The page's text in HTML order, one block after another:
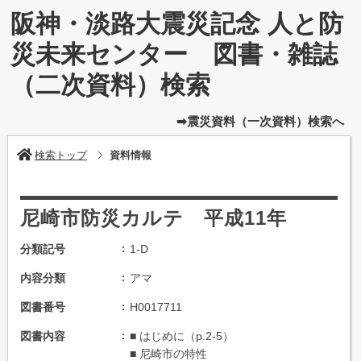
阪神・淡路大震災記念 人と防
災未来センター 図書・雑誌
（二次資料）検索
➡震災資料（一次資料）検索へ
検索トップ 資料情報
尼崎市防災カルテ 平成11年
分類記号 1-D
内容分類 アマ
図書番号 H0017711
図書内容
■ はじめに（p.2-5）
■ 尼崎市の特性